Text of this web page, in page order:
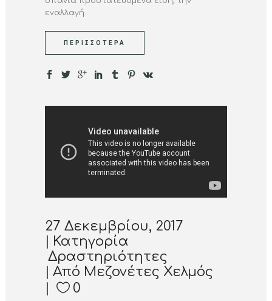
εναλλαγή...
ΠΕΡΙΣΣΌΤΕΡΑ
27 Δεκεμβρίου, 2017
Κατηγορία
Δραστηριότητες
Από Μεζονέτες Χελμός
0